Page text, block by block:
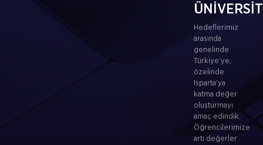
Hedeflerimiz
arasında
genelinde
Türkiye’ye,
özelinde
Isparta’ya
katma değer
oluşturmayı
amaç edindik.
Öğrencilerimize
artı değerler